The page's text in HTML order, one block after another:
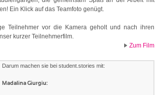
Ein Klick auf das Teamfoto genügt.
Teilnehmer vor die Kamera geholt und nach ihren
kurzer Teilnehmerfilm.
Zum Film
Darum machen sie bei student.stories mit:
Madalina Giurgiu: